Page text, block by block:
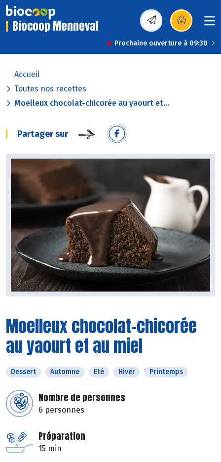
Biocoop Menneval (s’ouvre dans une
Prochaine ouverture à 09:30
Accueil
Toutes nos recettes
Moelleux chocolat-chicorée au yaourt et...
Partager sur
Moelleux chocolat-chicorée
au yaourt et au miel
Dessert Automne Eté Hiver Printemps
Nombre de personnes
6 personnes
Préparation
15 min